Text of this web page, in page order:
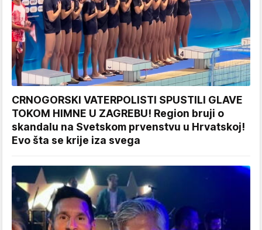
CRNOGORSKI VATERPOLISTI SPUSTILI GLAVE
TOKOM HIMNE U ZAGREBU! Region bruji o
skandalu na Svetskom prvenstvu u Hrvatskoj!
Evo šta se krije iza svega